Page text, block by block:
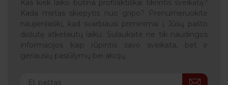
Kas kiek laiko būtina profilaktiškai tikrintis sveikatą?
Kada metas skiepytis nuo gripo? Prenumeruokite
naujienlaiškį, kad svarbiausi priminimai į Jūsų pašto
dėžutę atkeliautų laiku. Sulauksite ne tik naudingos
informacijos kaip rūpintis savo sveikata, bet ir
geriausių pasiūlymų bei akcijų.